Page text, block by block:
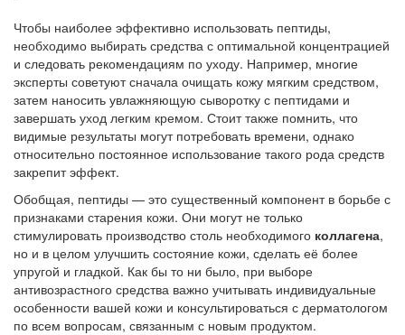
Чтобы наиболее эффективно использовать пептиды,
необходимо выбирать средства с оптимальной концентрацией
и следовать рекомендациям по уходу. Например, многие
эксперты советуют сначала очищать кожу мягким средством,
затем наносить увлажняющую сыворотку с пептидами и
завершать уход легким кремом. Стоит также помнить, что
видимые результаты могут потребовать времени, однако
относительно постоянное использование такого рода средств
закрепит эффект.
Обобщая, пептиды — это существенный компонент в борьбе с
признаками старения кожи. Они могут не только
стимулировать производство столь необходимого коллагена,
но и в целом улучшить состояние кожи, сделать её более
упругой и гладкой. Как бы то ни было, при выборе
антивозрастного средства важно учитывать индивидуальные
особенности вашей кожи и консультироваться с дерматологом
по всем вопросам, связанным с новым продуктом.